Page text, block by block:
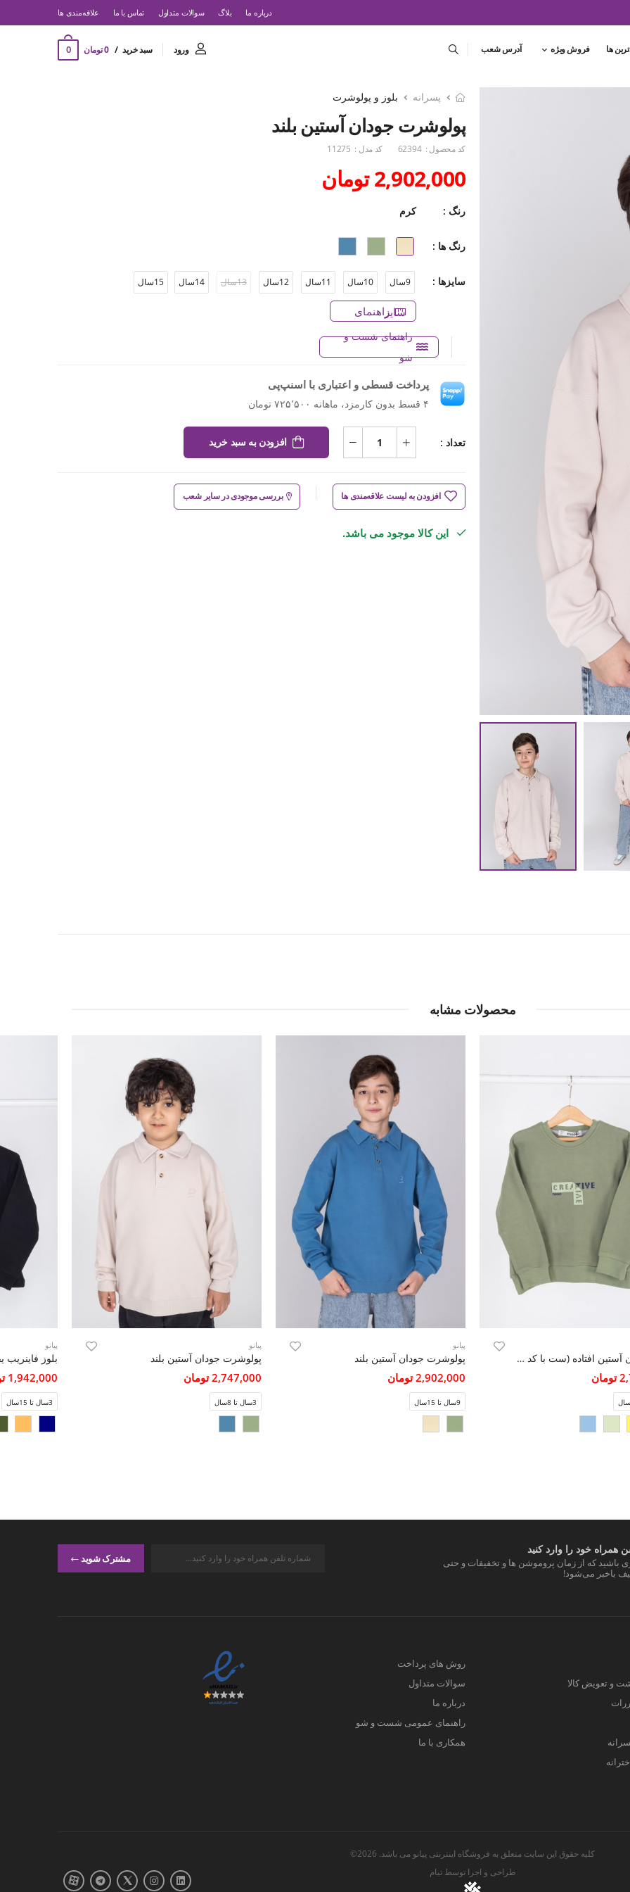
درباره ما بلاگ سوالات متداول تماس با ما ‌علاقه‌مندی ها
ها فروش ویژه آدرس شعب ورود سبد خرید 0 تومان 0
پسرانه بلوز و پولوشرت
پولوشرت جودان آستین بلند
کد محصول : 62394 کد مدل : 11275
2,902,000 تومان
رنگ : کرم
رنگ ها :
سایزها : 9سال 10سال 11سال 12سال 13سال 14سال 15سال
راهنمای سایز
راهنمای شست و
شو
پرداخت قسطی و اعتباری با اسنپ‌پی
۴ قسط بدون کارمزد، ماهانه ۷۲۵٬۵۰۰ تومان
تعداد : افزودن به سبد خرید
افزودن به لیست علاقه‌مندی ها بررسی موجودی در سایر شعب
این کالا موجود می باشد.
محصولات مشابه
بلوز جودان آستین افتاده (ست با کد 11418)
پیانو
پولوشرت جودان آستین بلند
2,902,000 تومان
9سال تا 15سال
پیانو
پولوشرت جودان آستین بلند
2,747,000 تومان
3سال تا 8سال
پیانو
1,942,000 تومان
3سال تا 15سال
همراه خود را وارد کنید
باشید که از زمان پروموشن ها و تخفیفات و حتی
باخبر می‌شود!
مشترک شوید
و تعویض کالا
روش های پرداخت
سوالات متداول
درباره ما
راهنمای عمومی شست و شو
همکاری با ما
کلیه حقوق این سایت متعلق به فروشگاه اینترنتی پیانو می باشد. 2026©
طراحی و اجرا توسطتیام